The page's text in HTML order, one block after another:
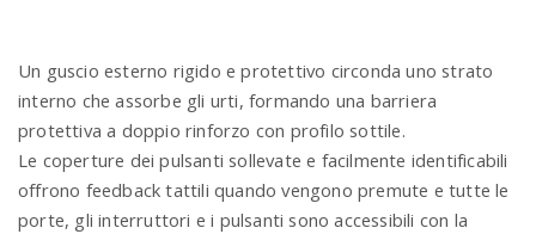
Un guscio esterno rigido e protettivo circonda uno strato
interno che assorbe gli urti, formando una barriera
protettiva a doppio rinforzo con profilo sottile.
Le coperture dei pulsanti sollevate e facilmente identificabili
offrono feedback tattili quando vengono premute e tutte le
porte, gli interruttori e i pulsanti sono accessibili con la